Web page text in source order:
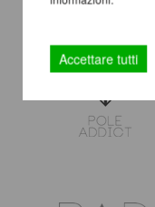
Accettare tutti